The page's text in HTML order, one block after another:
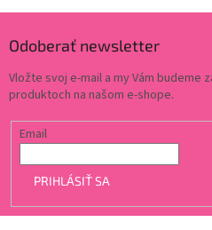
Odoberať newsletter
Vložte svoj e-mail a my Vám budeme
produktoch na našom e-shope.
Email
PRIHLÁSIŤ SA